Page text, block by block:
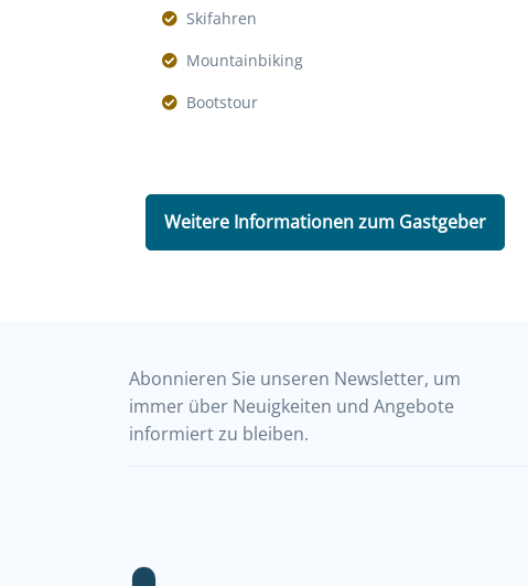
Skifahren
Mountainbiking
Bootstour
Weitere Informationen zum Gastgeber
Abonnieren Sie unseren Newsletter, um
immer über Neuigkeiten und Angebote
informiert zu bleiben.